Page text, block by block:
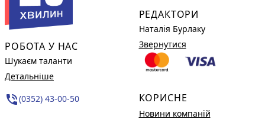
РОБОТА У НАС
Шукаєм таланти
Детальніше
phone_in_talk(0352) 43-00-50
РЕДАКТОРИ
Наталія Бурлаку
Звернутися
КОРИСНЕ
Новини компаній